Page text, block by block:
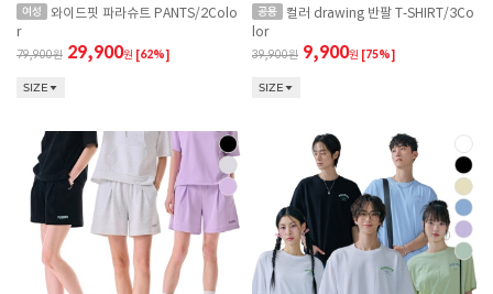
와이드핏 파라슈트 PANTS/2Colo
r
79,900 29,900원 [62%]
SIZE
컬러 drawing 반팔 T-SHIRT/3Co
lor
39,900 9,900원 [75%]
SIZE